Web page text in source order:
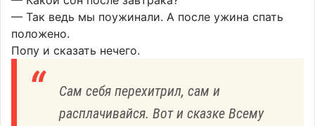
— Так ведь мы поужинали. А после ужина спать
положено.
Попу и сказать нечего.
Сам себя перехитрил, сам и
расплачивайся. Вот и сказке Всему